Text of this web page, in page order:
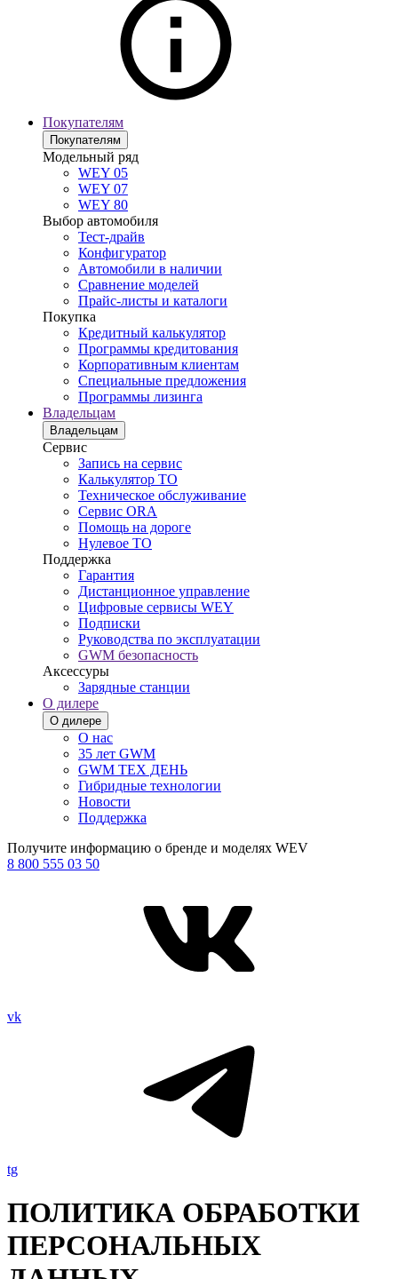
Покупателям
Покупателям
Модельный ряд
WEY 05
WEY 07
WEY 80
Выбор автомобиля
Тест-драйв
Конфигуратор
Автомобили в наличии
Сравнение моделей
Прайс-листы и каталоги
Покупка
Кредитный калькулятор
Программы кредитования
Корпоративным клиентам
Специальные предложения
Программы лизинга
Владельцам
Владельцам
Сервис
Запись на сервис
Калькулятор ТО
Техническое обслуживание
Сервис ORA
Помощь на дороге
Нулевое ТО
Поддержка
Гарантия
Дистанционное управление
Цифровые сервисы WEY
Подписки
Руководства по эксплуатации
GWM безопасность
Аксессуры
Зарядные станции
О дилере
О дилере
О нас
35 лет GWM
GWM ТЕХ ДЕНЬ
Гибридные технологии
Новости
Поддержка
Получите информацию о бренде и моделях WEV
8 800 555 03 50
vk
tg
ПОЛИТИКА ОБРАБОТКИ
ПЕРСОНАЛЬНЫХ